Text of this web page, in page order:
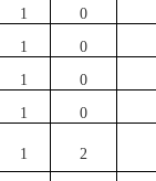
1 0
1 0
1 0
1 0
1 2